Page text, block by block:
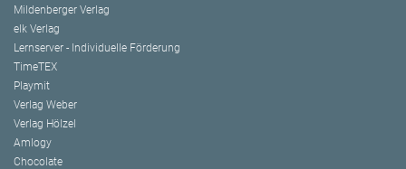
Mildenberger Verlag
elk Verlag
Lernserver - Individuelle Förderung
TimeTEX
Playmit
Verlag Weber
Verlag Hölzel
Amlogy
Chocolate